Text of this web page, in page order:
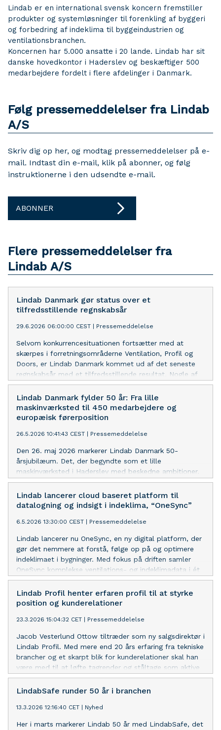
Lindab er en international svensk koncern fremstiller
produkter og systemløsninger til forenkling af byggeri
og forbedring af indeklima til byggeindustrien og
ventilationsbranchen.
Koncernen har 5.000 ansatte i 20 lande. Lindab har sit
danske hovedkontor i Haderslev og beskæftiger 500
medarbejdere fordelt i flere afdelinger i Danmark.
Følg pressemeddelelser fra Lindab
A/S
Skriv dig op her, og modtag pressemeddelelser på e-
mail. Indtast din e-mail, klik på abonner, og følg
instruktionerne i den udsendte e-mail.
ABONNER
Flere pressemeddelelser fra
Lindab A/S
Lindab Danmark gør status over et
tilfredsstillende regnskabsår
29.6.2026 06:00:00 CEST Pressemeddelelse
Selvom konkurrencesituationen fortsætter med at
skærpes i forretningsområderne Ventilation, Profil og
Doors, er Lindab Danmark kommet ud af det seneste
regnskabsår med et tilfredsstillende resultat. Nogle af
de vigtigste begivenheder har været integrationen af
virksomheden Venti og udviklingen af produkter med
lavere CO₂-aftryk. I år er der bl.a. fokus på lanceringen
af den databaserede cloudløsning OneSync.
Lindab Danmark fylder 50 år: Fra lille
maskinværksted til 450 medarbejdere og
europæisk førerposition
26.5.2026 10:41:43 CEST Pressemeddelelse
Den 26. maj 2026 markerer Lindab Danmark 50-
årsjubilæum. Det, der begyndte som et lille
maskinværksted i Haderslev med beskedne ambitioner,
er i dag en af Danmarks toneangivende virksomheder
inden for ventilation, indeklimaløsninger og innovativt
byggeri.
Lindab lancerer cloud baseret platform til
datalogning og indsigt i indeklima, “OneSync”
6.5.2026 13:30:00 CEST Pressemeddelelse
Lindab lancerer nu OneSync, en ny digital platform, der
gør det nemmere at forstå, følge op på og optimere
indeklimaet i bygninger. Med fokus på driften samler
OneSync komplekse ventilations- og indeklimadata i ét
fælles, beslutningsunderstøttende overblik for
driftsorganisationer, ejendomsejere og i sidste ende
også for lejere.
Lindab Profil henter erfaren profil til at styrke
position og kunderelationer
23.3.2026 15:04:32 CET Pressemeddelelse
Jacob Vesterlund Ottow tiltræder som ny salgsdirektør i
Lindab Profil. Med mere end 20 års erfaring fra tekniske
brancher og et skarpt blik for kunderelationer skal han
være med til at løfte tagrender og ståltage som aktive
designvalg - og styrke Lindab Profils position hos
arkitekter, entreprenører og bygherrer.
LindabSafe runder 50 år i branchen
13.3.2026 12:16:40 CET Nyhed
Her i marts markerer Lindab 50 år med LindabSafe, det